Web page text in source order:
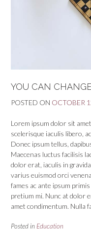
YOU CAN
POSTED ON OCTOBER
Lorem ipsum dolor sit
scelerisque iaculis libero,
Donec ipsum tellus,
Maecenas luctus facilisis
dolor erat, iaculis in
varius euismod orci
fames ac ante ipsum
pretium mi. Nunc at dolor
amet condimentum. Nulla
Posted in Education